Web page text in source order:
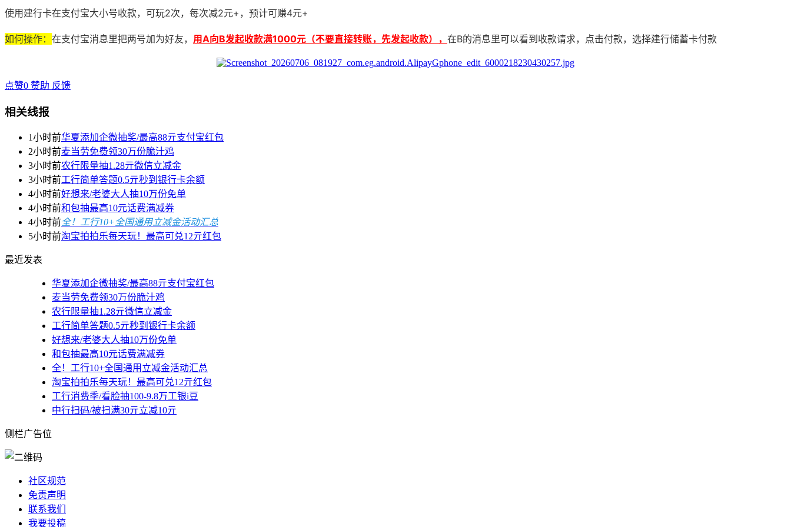
使用建行卡在支付宝大小号收款，可玩2次，每次减2元+，预计可赚4元+
如何操作： 在支付宝消息里把两号加为好友， 用A向B发起收款满1000元（不要直接转账，先发起收款）， 在B的消息里可以看到收款请求，点击付款，选择建行储蓄卡付款
点赞0 赞助 反馈
相关线报
1小时前华夏添加企微抽奖/最高88亓支付宝红包
2小时前麦当劳免费领30万份脆汁鸡
3小时前农行限量抽1.28亓微信立减金
3小时前工行简单答题0.5亓秒到银行卡余额
4小时前好想来/老婆大人抽10万份免单
4小时前和包抽最高10元话费满减券
4小时前全！工行10+全国通用立减金活动汇总
5小时前淘宝拍拍乐每天玩！最高可兑12亓红包
最近发表
华夏添加企微抽奖/最高88亓支付宝红包
麦当劳免费领30万份脆汁鸡
农行限量抽1.28亓微信立减金
工行简单答题0.5亓秒到银行卡余额
好想来/老婆大人抽10万份免单
和包抽最高10元话费满减券
全！工行10+全国通用立减金活动汇总
淘宝拍拍乐每天玩！最高可兑12亓红包
工行消费季/看脸抽100-9.8万工银i豆
中行扫码/被扫满30亓立减10亓
侧栏广告位
社区规范
免责声明
联系我们
我要投稿